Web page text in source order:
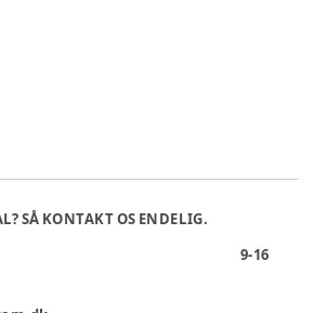
SÅ KONTAKT OS ENDELIG.
9-16